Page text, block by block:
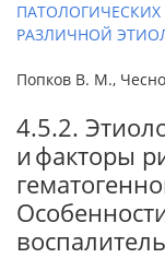
РАЗЛИЧНОЙ
Попков В. М.,
4.5.2.
и факторы